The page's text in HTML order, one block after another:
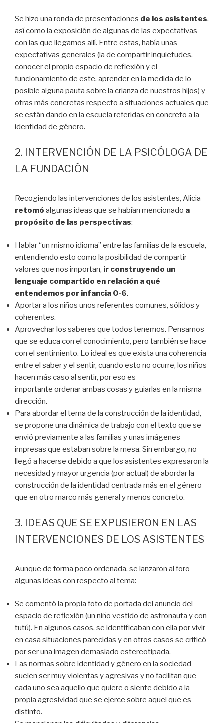
Se hizo una ronda de presentaciones de los asistentes,
así como la exposición de algunas de las expectativas
con las que llegamos allí. Entre estas, había unas
expectativas generales (la de compartir inquietudes,
conocer el propio espacio de reflexión y el
funcionamiento de este, aprender en la medida de lo
posible alguna pauta sobre la crianza de nuestros hijos) y
otras más concretas respecto a situaciones actuales que
se están dando en la escuela referidas en concreto a la
identidad de género.
2. INTERVENCIÓN DE LA PSICÓLOGA DE
LA FUNDACIÓN
Recogiendo las intervenciones de los asistentes, Alicia
retomó algunas ideas que se habían mencionado a
propósito de las perspectivas:
Hablar “un mismo idioma” entre las familias de la escuela,
entendiendo esto como la posibilidad de compartir
valores que nos importan, ir construyendo un
lenguaje compartido en relación a qué
entendemos por infancia 0-6.
Aportar a los niños unos referentes comunes, sólidos y
coherentes.
Aprovechar los saberes que todos tenemos. Pensamos
que se educa con el conocimiento, pero también se hace
con el sentimiento. Lo ideal es que exista una coherencia
entre el saber y el sentir, cuando esto no ocurre, los niños
hacen más caso al sentir, por eso es
importante ordenar ambas cosas y guiarlas en la misma
dirección.
Para abordar el tema de la construcción de la identidad,
se propone una dinámica de trabajo con el texto que se
envió previamente a las familias y unas imágenes
impresas que estaban sobre la mesa. Sin embargo, no
llegó a hacerse debido a que los asistentes expresaron la
necesidad y mayor urgencia (por actual) de abordar la
construcción de la identidad centrada más en el género
que en otro marco más general y menos concreto.
3. IDEAS QUE SE EXPUSIERON EN LAS
INTERVENCIONES DE LOS ASISTENTES
Aunque de forma poco ordenada, se lanzaron al foro
algunas ideas con respecto al tema:
Se comentó la propia foto de portada del anuncio del
espacio de reflexión (un niño vestido de astronauta y con
tutú). En algunos casos, se identificaban con ella por vivir
en casa situaciones parecidas y en otros casos se criticó
por ser una imagen demasiado estereotipada.
Las normas sobre identidad y género en la sociedad
suelen ser muy violentas y agresivas y no facilitan que
cada uno sea aquello que quiere o siente debido a la
propia agresividad que se ejerce sobre aquel que es
distinto.